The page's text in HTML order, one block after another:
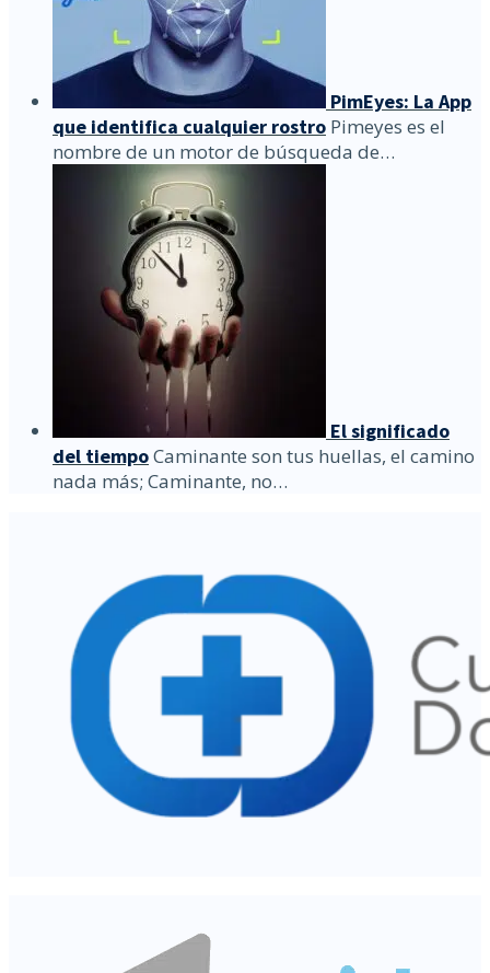
PimEyes: La App
que identifica cualquier rostro Pimeyes es el
nombre de un motor de búsqueda de…
El significado
del tiempoCaminante son tus huellas, el camino
nada más; Caminante, no…